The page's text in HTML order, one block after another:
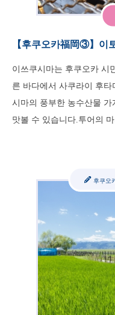
【후쿠오카福岡③】이
이쓰쿠시마는 후쿠오카 시
른 바다에서 사쿠라이 후
시마의 풍부한 농수산물
맛볼 수 있습니다.투어의
후쿠오